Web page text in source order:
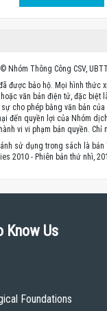
Nhóm Thông Công CSV,
được bảo hộ. Mọi hình thức
văn bản điện tử, đặc biệt
cho phép bằng văn bản
đến quyền lợi của Nhóm
vi vi phạm bản quyền. Chỉ
sử dụng trong sách là
2010 - Phiên bản thứ nhì,
Know Us
Foundations